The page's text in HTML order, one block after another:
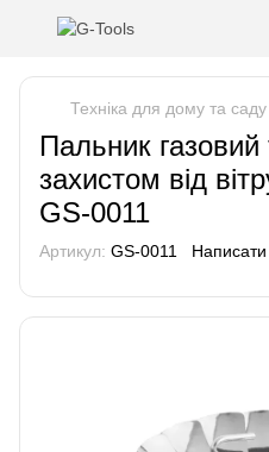
Техніка для дому та саду
Пальник газовий
захистом від
GS-0011
Артикул: GS-0011 Написати